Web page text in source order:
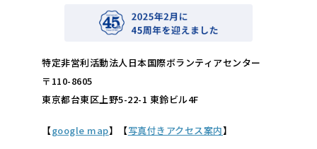
特定非営利活動法人日本国際ボランティアセンター
〒110-8605
東京都台東区上野5-22-1 東鈴ビル4F
【google map】【写真付きアクセス案内】